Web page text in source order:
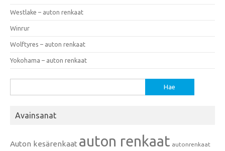
Westlake – auton renkaat
Winrur
Wolftyres – auton renkaat
Yokohama – auton renkaat
Avainsanat
Auton kesärenkaat auton renkaat autonrenkaat